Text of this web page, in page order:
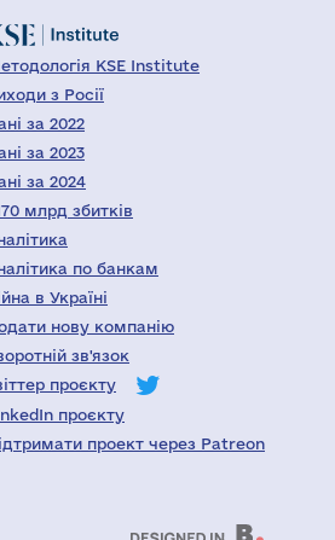
KSE Institute
з Росії
за 2022
за 2023
за 2024
млрд збитків
по банкам
в Україні
нову компанію
зв'язок
проєкту
проєкту
проект через Patreon